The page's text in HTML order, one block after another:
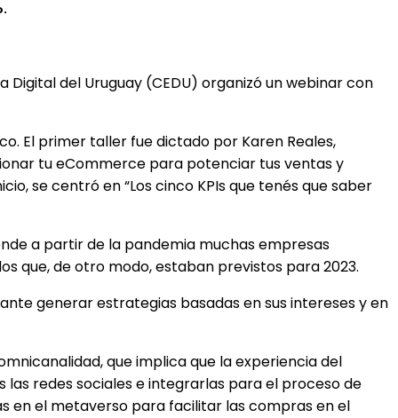
del Uruguay (CEDU) organizó un webinar con
El primer taller fue dictado por Karen Reales,
tu eCommerce para potenciar tus ventas y
se centró en “Los cinco KPIs que tenés que saber
a partir de la pandemia muchas empresas
que, de otro modo, estaban previstos para 2023.
generar estrategias basadas en sus intereses y en
que implica que la experiencia del
redes sociales e integrarlas para el proceso de
en el metaverso para facilitar las compras en el